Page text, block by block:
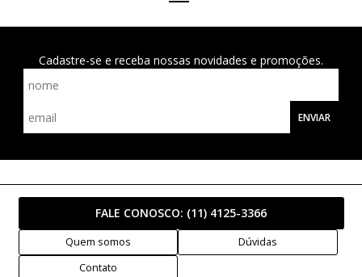
Cadastre-se e receba nossas novidades e promoções.
ENVIAR
FALE CONOSCO: (11) 4125-3366
Quem somos
Dúvidas
Contato